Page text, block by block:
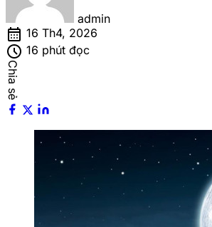
admin
calendar_month 16 Th4, 2026
schedule 16 phút đọc
Chia sẻ